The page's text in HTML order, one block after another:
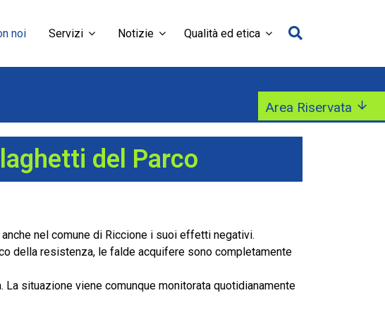
noi Servizi Notizie Qualità ed etica
del Parco
nel comune di Riccione i suoi effetti negativi.
della resistenza, le falde acquifere sono completamente
situazione viene comunque monitorata quotidianamente
Area Riservata